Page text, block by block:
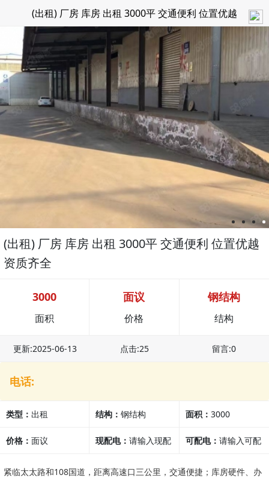
(出租) 厂房 库房 出租 3000平 交通便利 位置优越
资质齐全
(出租) 厂房 库房 出租 3000平 交通便利 位置优越
资质齐全
3000
面积
面议
价格
钢结构
结构
更新:2025-06-13 点击:25 留言:0
电话:
类型： 出租 结构：钢结构 面积： 3000
价格： 面议 现配电：请输入现配
电
可配电： 请输入可配
电
紧临太太路和108国道，距离高速口三公里，交通便捷；库房硬件、办